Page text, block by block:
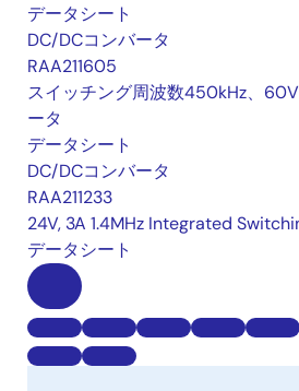
データシート
DC/DCコンバータ
RAA211605
スイッチング周波数450kHz、
ータ
データシート
DC/DCコンバータ
RAA211233
24V, 3A 1.4MHz Integrated
データシート